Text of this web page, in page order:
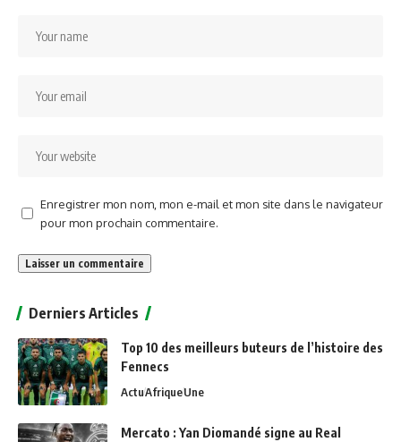
Enregistrer mon nom, mon e-mail et mon site dans le navigateur
pour mon prochain commentaire.
Derniers Articles
Top 10 des meilleurs buteurs de l’histoire des
Fennecs
ActuAfriqueUne
Mercato : Yan Diomandé signe au Real